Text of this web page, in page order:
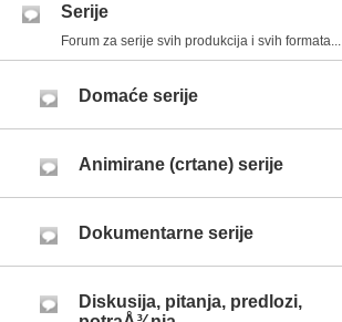
Serije
Forum za serije svih produkcija i svih formata...
Domaće serije
Animirane (crtane) serije
Dokumentarne serije
Diskusija, pitanja, predlozi,